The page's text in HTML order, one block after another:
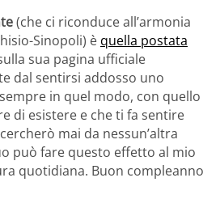
(che ci riconduce all’armonia
Sinopoli) è quella postata
sua pagina ufficiale
dal sentirsi addosso uno
in quel modo, con quello
di esistere e che ti fa sentire
mai da nessun’altra
può fare questo effetto al mio
quotidiana. Buon compleanno